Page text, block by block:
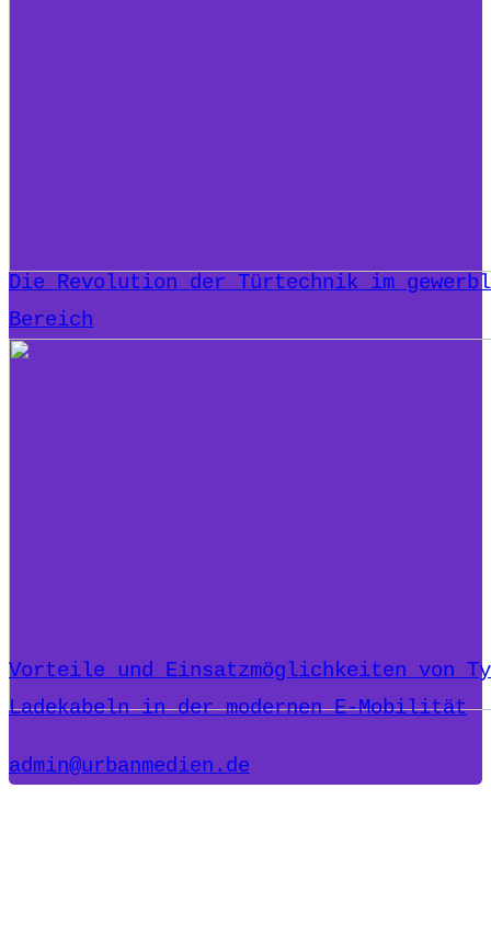
Die Revolution der Türtechnik im
Bereich
Vorteile und Einsatzmöglichkeiten von
Ladekabeln in der modernen E-Mobilität
admin@urbanmedien.de